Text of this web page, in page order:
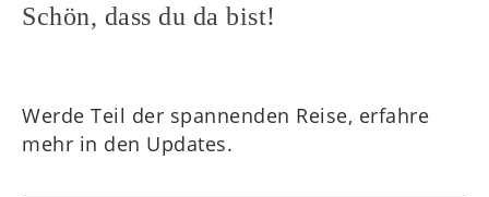
Schön, dass du da bist!
Werde Teil der spannenden Reise, erfahre
mehr in den Updates.